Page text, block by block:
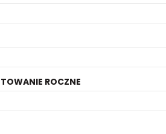
ROCZNE